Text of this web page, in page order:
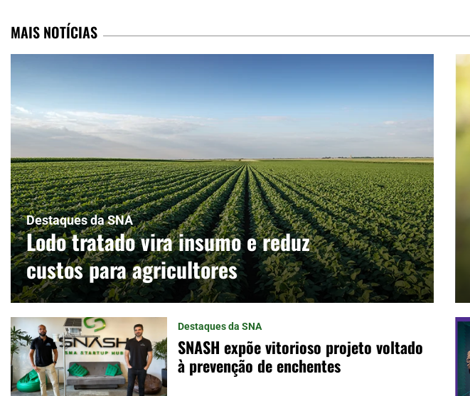
MAIS NOTÍCIAS
Destaques da SNA
Lodo tratado vira insumo e reduz
custos para agricultores
Destaques da SNA
SNASH expõe vitorioso projeto voltado
à prevenção de enchentes